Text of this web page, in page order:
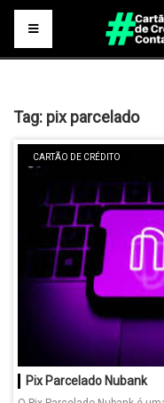
Tag: pix parcelado
CARTÃO DE CRÉDITO
Pix Parcelado Nubank